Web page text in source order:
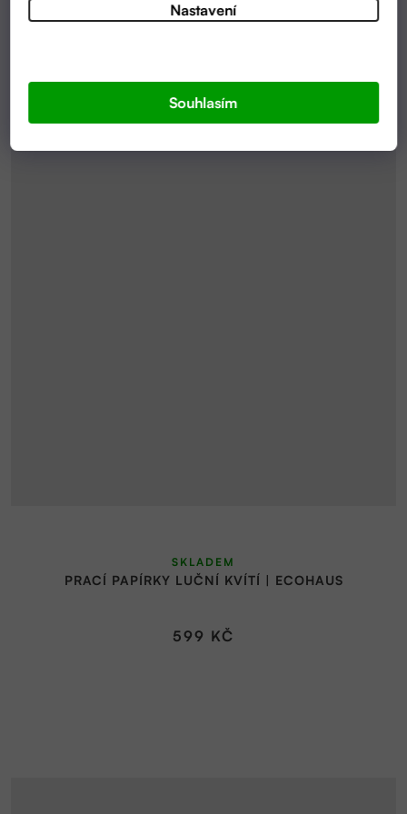
Nastavení
Souhlasím
PRACÍ PAPÍRKY LUČNÍ KVÍTÍ | ECOHAUS
SKLADEM
599 KČ